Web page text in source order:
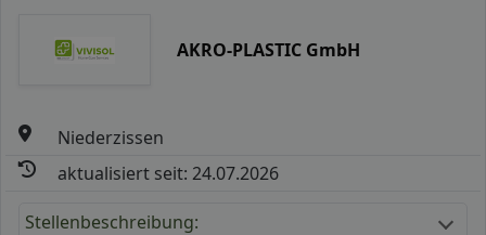
AKRO-PLASTIC GmbH
Niederzissen
aktualisiert seit: 24.07.2026
Stellenbeschreibung: